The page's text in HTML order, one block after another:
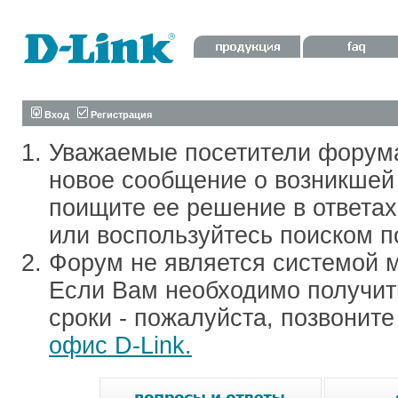
Вход Регистрация
Уважаемые посетители
новое сообщение о
поищите ее решение в
или воспользуйтесь поиском
Форум не является системой
Если Вам необходимо
сроки - пожалуйста,
офис D-Link.